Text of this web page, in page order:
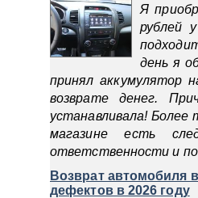
Я
рублей
день я
принял аккумулятор
возврате денег.
устанавливала! Более
магазине есть
ответственности и
Возврат автомобиля
дефектов в 2026 году